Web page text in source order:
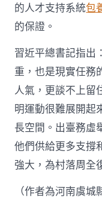
的人才支持系統包
的保證。
習近平總書記指出
重，也是現實任務
人氣，更談不上留
明運動很難展開起
長空間。出臺務虛
他們供給更多支撐
強大，為村落周全
（作者為河南虞城